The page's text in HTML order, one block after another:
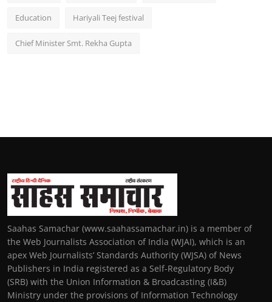
Education Hariyali Teej festival
Chief Minister Smt. Rekha Gupta
Saahas Samachar (www.saahassamachar.in) is a member of
the Web Journalists Association of India (WJAI), which is an
apex Web Journalists’ Standards Authority (WJSA) of News
Publishers in India registered as a Self-Regulatory Body
(SRB) with the Union Information & Broadcasting (I&B)
Ministry under the provisions of Information Technology